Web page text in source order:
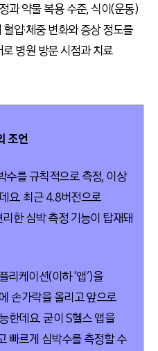
과 약물 복용 수준, 식이(운동)
압·체중 변화와 증상 정도를
병원 방문 시점과 치료
조언
수를 규칙적으로 측정, 이상
요. 최근 4.8버전으로
한 심박 측정 기능이 탑재돼
케이션(이하 ‘앱’)을
손가락을 올리고 앞으로
한데요. 굳이 S헬스 앱을
빠르게 심박수를 측정할 수